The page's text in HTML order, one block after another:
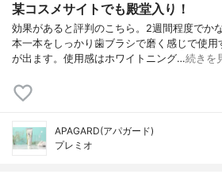
某コスメサイトでも殿堂入り！
効果があると評判のこちら。2週間程度でか
本一本をしっかり歯ブラシで磨く感じで使
が出ます。使用感はホワイトニング…続きを
APAGARD(アパガード)
プレミオ